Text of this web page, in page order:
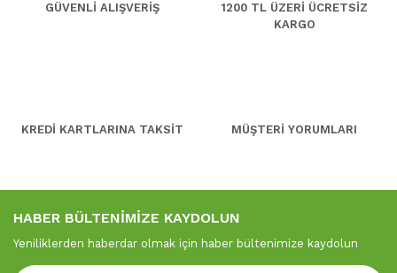
GÜVENLİ ALIŞVERİŞ
1200 TL ÜZERİ ÜCRETSİZ
KARGO
KREDİ KARTLARINA TAKSİT MÜŞTERİ YORUMLARI
HABER BÜLTENİMİZE KAYDOLUN
Yeniliklerden haberdar olmak için haber bültenimize kaydolun